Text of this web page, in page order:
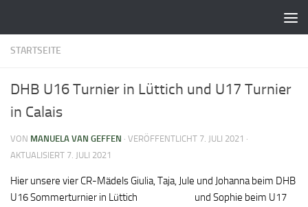
STARTSEITE
DHB U16 Turnier in Lüttich und U17 Turnier
in Calais
VON MANUELA VAN GEFFEN · VERÖFFENTLICHT 7. JULI 2021 ·
AKTUALISIERT 7. JULI 2021
Hier unsere vier CR-Mädels Giulia, Taja, Jule und Johanna beim DHB
U16 Sommerturnier in Lüttich
und Sophie beim U17